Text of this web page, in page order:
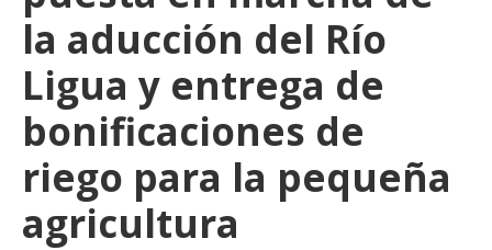
la aducción del Río
Ligua y entrega de
bonificaciones de
riego para la pequeña
agricultura